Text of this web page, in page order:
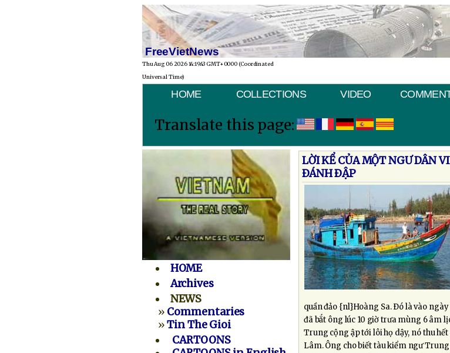
FreeVietNews
Thu Aug 06 2026 14:19:43 GMT+0000 (Coordinated
Universal Time)
HOME COLLECTIONS VIDEO
Translate this page:
HOME
Archives
NEWS
» Commentaries
»Tin The Gioi
CARTOONS
LỜI KỂ CỦA MỘT NGƯ DÂN
ÐÁNH ÐẬP
quần đảo {nl}Hoàng Sa. Ðó là vào
đã bắt ông lúc 10 giờ trưa mùng 6 âm
Trung cộng ập tới lôi họ dậy, nó thu
Lâm. Ông cho biết tàu kiểm ngư